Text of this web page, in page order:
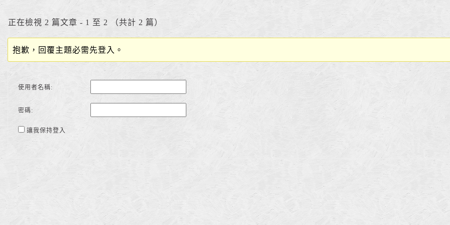
正在檢視 2 篇文章 - 1 至 2 （共計 2 篇）
抱歉，回覆主題必需先登入。
使用者名稱:
密碼:
讓我保持登入